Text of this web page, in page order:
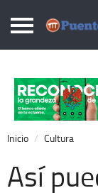
Local
Nacional
Opinión
Cronos
Inicio Cultura
Así